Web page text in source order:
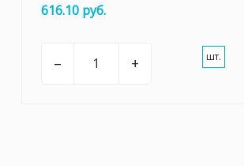
616.10 руб.
– + шт.